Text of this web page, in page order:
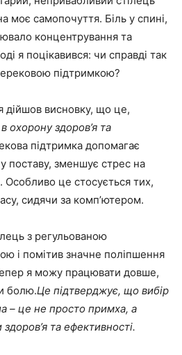
моє самопочуття. Біль у спині,
концентрування та
я поцікавився: чи справді так
підтримкою?
дійшов висновку, що це,
в охорону здоров’я та
підтримка допомагає
поставу, зменшує стрес на
Особливо це стосується тих,
сидячи за комп’ютером.
з регульованою
і помітив значне поліпшення
я можу працювати довше,
болю.Це підтверджує, що вибір
– це не просто примха, а
та ефективності.